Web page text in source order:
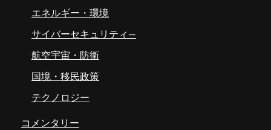
エネルギー・環境
サイバーセキュリティ―
航空宇宙・防衛
国境・移民政策
テクノロジー
コメンタリー